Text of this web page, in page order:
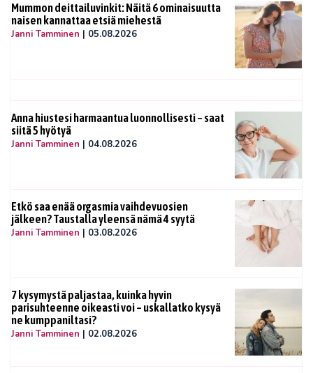
Mummon deittailuvinkit: Näitä 6 ominaisuutta
naisen kannattaa etsiä miehestä
Janni Tamminen | 05.08.2026
Anna hiustesi harmaantua luonnollisesti – saat
siitä 5 hyötyä
Janni Tamminen | 04.08.2026
Etkö saa enää orgasmia vaihdevuosien
jälkeen? Taustalla yleensä nämä 4 syytä
Janni Tamminen | 03.08.2026
7 kysymystä paljastaa, kuinka hyvin
parisuhteenne oikeasti voi – uskallatko kysyä
ne kumppaniltasi?
Janni Tamminen | 02.08.2026